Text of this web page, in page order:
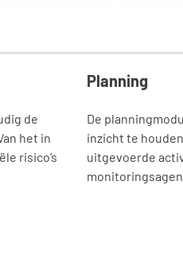
de
het in
risico’s
Planning
De
inzicht te
uitgevoerde